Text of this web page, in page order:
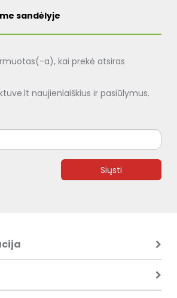
sandėlyje
a), kai prekė atsiras
naujienlaiškius ir pasiūlymus.
Siųsti